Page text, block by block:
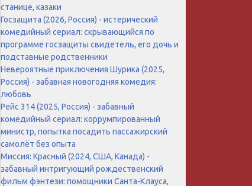
станице, казаки
Госзащита (2026, Россия) - истерический
комедийный сериал: скрывающийся по
программе госзащиты свидетель, его дочь и
подставные родственники
Невероятные приключения Шурика (2025,
Россия) - забавная новогодняя комедия:
любовь
Рейс 314 (2025, Россия) - забавный
комедийный сериал: коррумпированный
министр, попытка посадить пассажирский
самолёт без опыта
Миссия: Красный (2024, США, Канада) -
забавный интригующий рождественский
фильм фэнтези: помощники Санта-Клауса,